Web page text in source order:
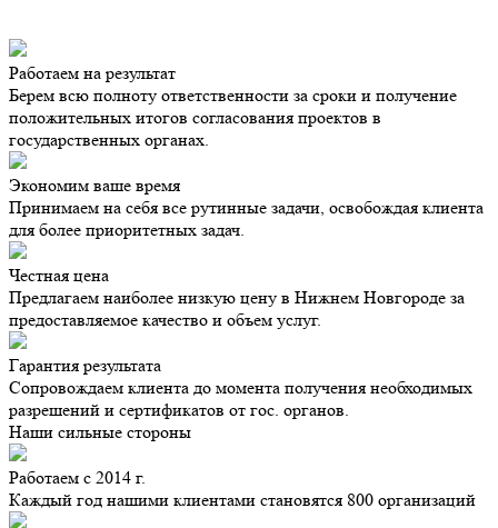
Работаем на результат
Берем всю полноту ответственности за сроки и получение
положительных итогов согласования проектов в
государственных органах.
Экономим ваше время
Принимаем на себя все рутинные задачи, освобождая клиента
для более приоритетных задач.
Честная цена
Предлагаем наиболее низкую цену в Нижнем Новгороде за
предоставляемое качество и объем услуг.
Гарантия результата
Сопровождаем клиента до момента получения необходимых
разрешений и сертификатов от гос. органов.
Наши сильные стороны
Работаем с 2014 г.
Каждый год нашими клиентами становятся 800 организаций